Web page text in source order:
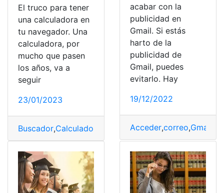
El truco para tener
una calculadora en
tu navegador. Una
calculadora, por
mucho que pasen
los años, va a
seguir
23/01/2023
Buscador,Calculadora navegador,Pantalla,Publicidad
acabar con la
publicidad en
Gmail. Si estás
harto de la
publicidad de
Gmail, puedes
evitarlo. Hay
19/12/2022
Acceder,correo,Gmail